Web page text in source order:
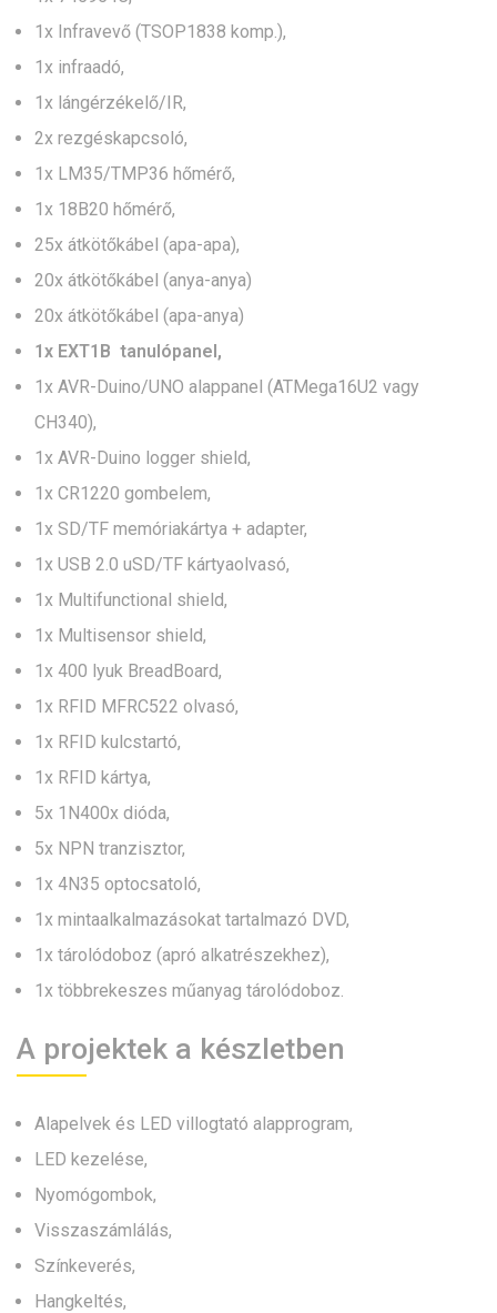
1x Infravevő (TSOP1838 komp.),
1x infraadó,
1x lángérzékelő/IR,
2x rezgéskapcsoló,
1x LM35/TMP36 hőmérő,
1x 18B20 hőmérő,
25x átkötőkábel (apa-apa),
20x átkötőkábel (anya-anya)
20x átkötőkábel (apa-anya)
1x EXT1B tanulópanel,
1x AVR-Duino/UNO alappanel (ATMega16U2 vagy
CH340),
1x AVR-Duino logger shield,
1x CR1220 gombelem,
1x SD/TF memóriakártya + adapter,
1x USB 2.0 uSD/TF kártyaolvasó,
1x Multifunctional shield,
1x Multisensor shield,
1x 400 lyuk BreadBoard,
1x RFID MFRC522 olvasó,
1x RFID kulcstartó,
1x RFID kártya,
5x 1N400x dióda,
5x NPN tranzisztor,
1x 4N35 optocsatoló,
1x mintaalkalmazásokat tartalmazó DVD,
1x tárolódoboz (apró alkatrészekhez),
1x többrekeszes műanyag tárolódoboz.
A projektek a készletben
Alapelvek és LED villogtató alapprogram,
LED kezelése,
Nyomógombok,
Visszaszámlálás,
Színkeverés,
Hangkeltés,